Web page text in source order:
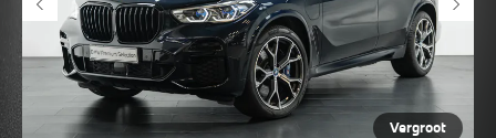
Vergroot